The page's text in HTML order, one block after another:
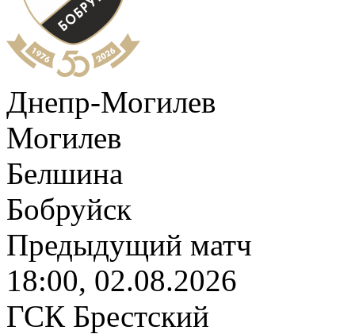
Днепр-Могилев
Могилев
Белшина
Бобруйск
Предыдущий матч
18:00, 02.08.2026
ГСК Брестский